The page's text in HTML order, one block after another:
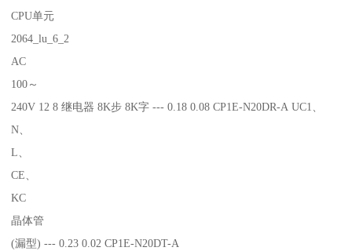
CPU单元
2064_lu_6_2
AC
100～
240V 12 8 继电器 8K步 8K字 --- 0.18 0.08 CP1E-N20DR-A UC1、
N、
L、
CE、
KC
晶体管
(漏型) --- 0.23 0.02 CP1E-N20DT-A